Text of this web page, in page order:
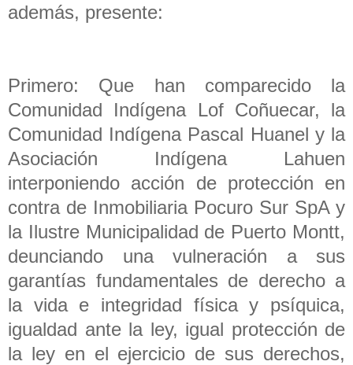
además, presente:
Primero: Que han comparecido la
Comunidad Indígena Lof Coñuecar, la
Comunidad Indígena Pascal Huanel y la
Asociación Indígena Lahuen
interponiendo acción de protección en
contra de Inmobiliaria Pocuro Sur SpA y
la Ilustre Municipalidad de Puerto Montt,
deunciando una vulneración a sus
garantías fundamentales de derecho a
la vida e integridad física y psíquica,
igualdad ante la ley, igual protección de
la ley en el ejercicio de sus derechos,